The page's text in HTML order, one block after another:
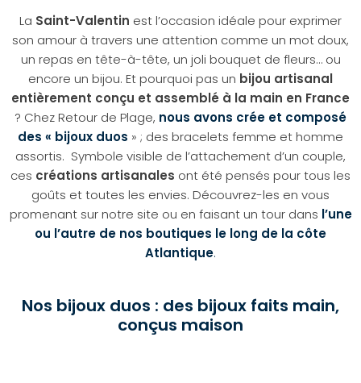
La Saint-Valentin est l’occasion idéale pour exprimer
son amour à travers une attention comme un mot doux,
un repas en tête-à-tête, un joli bouquet de fleurs… ou
encore un bijou. Et pourquoi pas un bijou artisanal
entièrement conçu et assemblé à la main en France
? Chez Retour de Plage, nous avons crée et composé
des « bijoux duos » ; des bracelets femme et homme
assortis. Symbole visible de l’attachement d’un couple,
ces créations artisanales ont été pensés pour tous les
goûts et toutes les envies. Découvrez-les en vous
promenant sur notre site ou en faisant un tour dans l’une
ou l’autre de nos boutiques le long de la côte
Atlantique.
Nos bijoux duos : des bijoux faits main,
conçus maison